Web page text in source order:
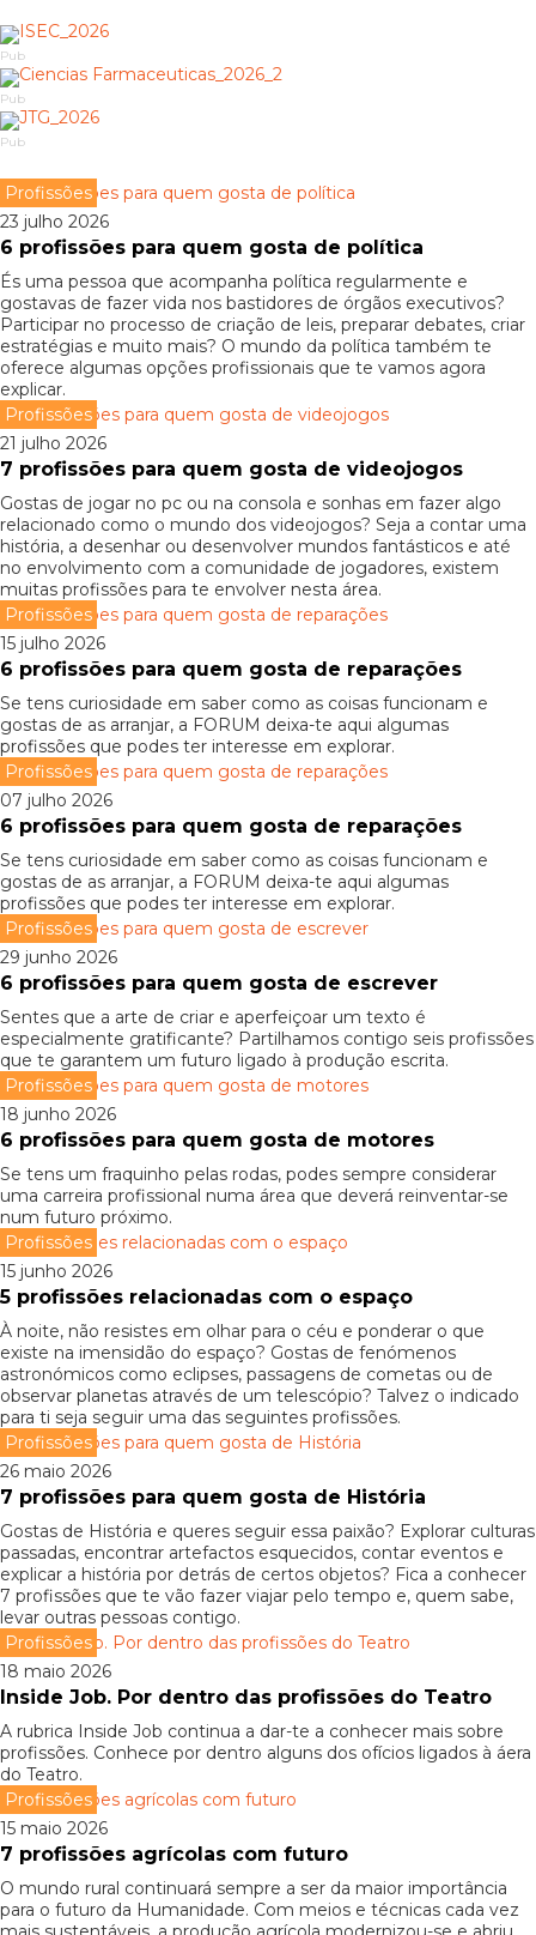
Pub
Pub
Pub
Profissões
23 julho 2026
6 profissões para quem gosta de política
És uma pessoa que acompanha política regularmente e
gostavas de fazer vida nos bastidores de órgãos executivos?
Participar no processo de criação de leis, preparar debates, criar
estratégias e muito mais? O mundo da política também te
oferece algumas opções profissionais que te vamos agora
explicar.
Profissões
21 julho 2026
7 profissões para quem gosta de videojogos
Gostas de jogar no pc ou na consola e sonhas em fazer algo
relacionado como o mundo dos videojogos? Seja a contar uma
história, a desenhar ou desenvolver mundos fantásticos e até
no envolvimento com a comunidade de jogadores, existem
muitas profissões para te envolver nesta área.
Profissões
15 julho 2026
6 profissões para quem gosta de reparações
Se tens curiosidade em saber como as coisas funcionam e
gostas de as arranjar, a FORUM deixa-te aqui algumas
profissões que podes ter interesse em explorar.
Profissões
07 julho 2026
6 profissões para quem gosta de reparações
Se tens curiosidade em saber como as coisas funcionam e
gostas de as arranjar, a FORUM deixa-te aqui algumas
profissões que podes ter interesse em explorar.
Profissões
29 junho 2026
6 profissões para quem gosta de escrever
Sentes que a arte de criar e aperfeiçoar um texto é
especialmente gratificante? Partilhamos contigo seis profissões
que te garantem um futuro ligado à produção escrita.
Profissões
18 junho 2026
6 profissões para quem gosta de motores
Se tens um fraquinho pelas rodas, podes sempre considerar
uma carreira profissional numa área que deverá reinventar-se
num futuro próximo.
Profissões
15 junho 2026
5 profissões relacionadas com o espaço
À noite, não resistes em olhar para o céu e ponderar o que
existe na imensidão do espaço? Gostas de fenómenos
astronómicos como eclipses, passagens de cometas ou de
observar planetas através de um telescópio? Talvez o indicado
para ti seja seguir uma das seguintes profissões.
Profissões
26 maio 2026
7 profissões para quem gosta de História
Gostas de História e queres seguir essa paixão? Explorar culturas
passadas, encontrar artefactos esquecidos, contar eventos e
explicar a história por detrás de certos objetos? Fica a conhecer
7 profissões que te vão fazer viajar pelo tempo e, quem sabe,
levar outras pessoas contigo.
Profissões
18 maio 2026
Inside Job. Por dentro das profissões do Teatro
A rubrica Inside Job continua a dar-te a conhecer mais sobre
profissões. Conhece por dentro alguns dos ofícios ligados à áera
do Teatro.
Profissões
15 maio 2026
7 profissões agrícolas com futuro
O mundo rural continuará sempre a ser da maior importância
para o futuro da Humanidade. Com meios e técnicas cada vez